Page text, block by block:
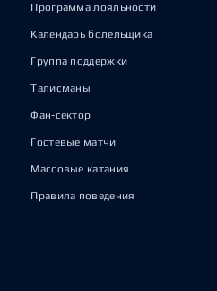
Программа лояльности
Календарь болельщика
Группа поддержки
Талисманы
Фан-сектор
Гостевые матчи
Массовые катания
Правила поведения